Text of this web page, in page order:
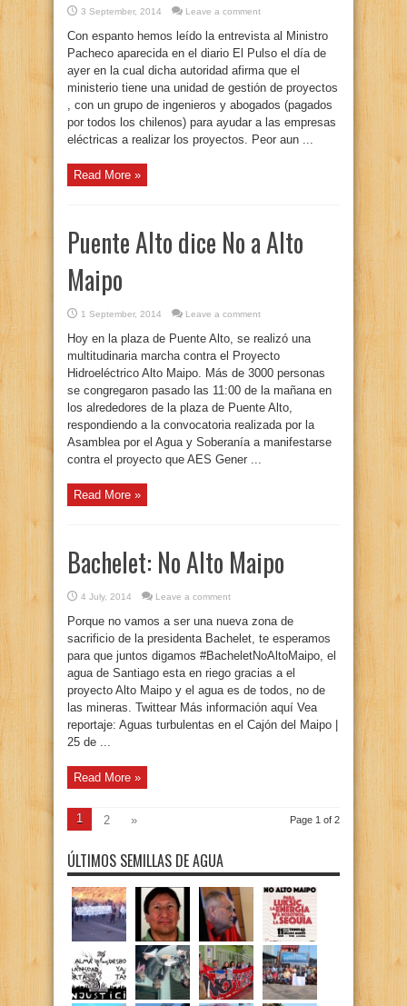
3 September, 2014 Leave a comment
Con espanto hemos leído la entrevista al Ministro
Pacheco aparecida en el diario El Pulso el día de
ayer en la cual dicha autoridad afirma que el
ministerio tiene una unidad de gestión de proyectos
, con un grupo de ingenieros y abogados (pagados
por todos los chilenos) para ayudar a las empresas
eléctricas a realizar los proyectos. Peor aun ...
Read More »
Puente Alto dice No a Alto
Maipo
1 September, 2014 Leave a comment
Hoy en la plaza de Puente Alto, se realizó una
multitudinaria marcha contra el Proyecto
Hidroeléctrico Alto Maipo. Más de 3000 personas
se congregaron pasado las 11:00 de la mañana en
los alrededores de la plaza de Puente Alto,
respondiendo a la convocatoria realizada por la
Asamblea por el Agua y Soberanía a manifestarse
contra el proyecto que AES Gener ...
Read More »
Bachelet: No Alto Maipo
4 July, 2014 Leave a comment
Porque no vamos a ser una nueva zona de
sacrificio de la presidenta Bachelet, te esperamos
para que juntos digamos #BacheletNoAltoMaipo, el
agua de Santiago esta en riego gracias a el
proyecto Alto Maipo y el agua es de todos, no de
las mineras. Twittear Más información aquí Vea
reportaje: Aguas turbulentas en el Cajón del Maipo |
25 de ...
Read More »
Page 1 of 2
1 2 »
ÚLTIMOS SEMILLAS DE AGUA